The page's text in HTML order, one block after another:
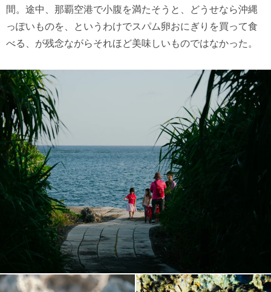
間。途中、那覇空港で小腹を満たそうと、どうせなら沖縄
っぽいものを、というわけでスパム卵おにぎりを買って食
べる、が残念ながらそれほど美味しいものではなかった。